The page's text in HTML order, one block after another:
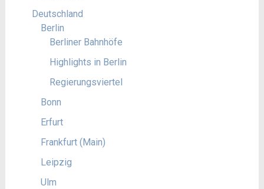
Deutschland
Berlin
Berliner Bahnhöfe
Highlights in Berlin
Regierungsviertel
Bonn
Erfurt
Frankfurt (Main)
Leipzig
Ulm